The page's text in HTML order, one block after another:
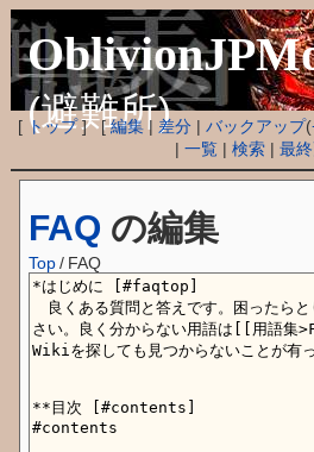
(避難所)
[ トップ] [編集| 差分 |バックアップ(
|一覧 |検索 |最
FAQ の編集
Top / FAQ